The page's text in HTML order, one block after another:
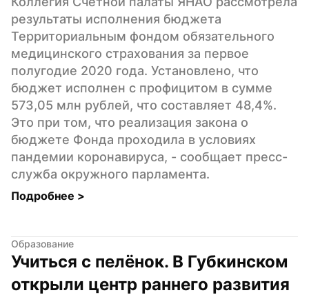
результаты исполнения бюджета
Территориальным фондом обязательного
медицинского страхования за первое
полугодие 2020 года. Установлено, что
бюджет исполнен с профицитом в сумме
573,05 млн рублей, что составляет 48,4%.
Это при том, что реализация закона о
бюджете Фонда проходила в условиях
пандемии коронавируса, - сообщает пресс-
служба окружного парламента.
Подробнее >
Образование
Учиться с пелёнок. В Губкинском
открыли центр раннего развития